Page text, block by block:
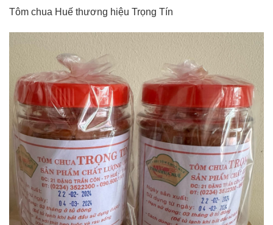
Tôm chua Huế thương hiệu Trọng Tín